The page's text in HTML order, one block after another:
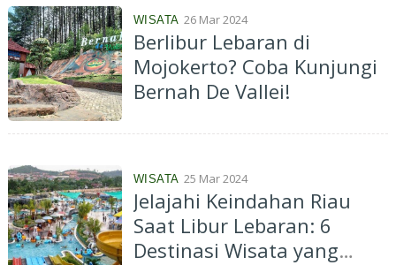
WISATA 26 Mar 2024
Berlibur Lebaran di
Mojokerto? Coba Kunjungi
Bernah De Vallei!
WISATA 25 Mar 2024
Jelajahi Keindahan Riau
Saat Libur Lebaran: 6
Destinasi Wisata yang